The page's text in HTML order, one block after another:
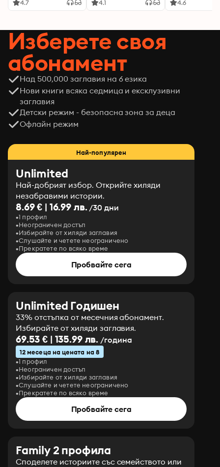
4.7 4.1 4.6
Изберете своя
абонамент
Над 500,000 заглавия на 6 езика
Нови книги всяка седмица и ексклузивни
заглавия
Детски режим - безопасна зона за деца
Офлайн режим
Най-популярен
Unlimited
Най-добрият избор. Открийте хиляди
незабравими истории.
8.69 € | 16.99 лв./30 дни
1 профил
Неограничен достъп
Избирайте от хиляди заглавия
Слушайте и четете неограничено
Прекратете по всяко време
Пробвайте сега
Unlimited Годишен
33% отстъпка от месечния абонамент.
Избирайте от хиляди заглавия.
69.53 € | 135.99 лв. /година
12 месеца на цената на 8
1 профил
Неограничен достъп
Избирайте от хиляди заглавия
Слушайте и четете неограничено
Прекратете по всяко време
Пробвайте сега
Family 2 профила
Споделете историите със семейството или